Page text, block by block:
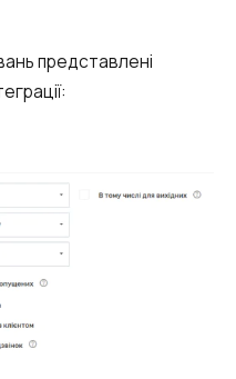
представлені